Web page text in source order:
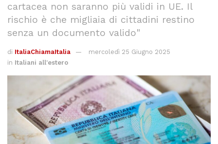
cartacea non saranno più validi in UE. Il
rischio è che migliaia di cittadini restino
senza un documento valido"
di ItaliaChiamaItalia
mercoledì 25 Giugno 2025
in Italiani all'estero